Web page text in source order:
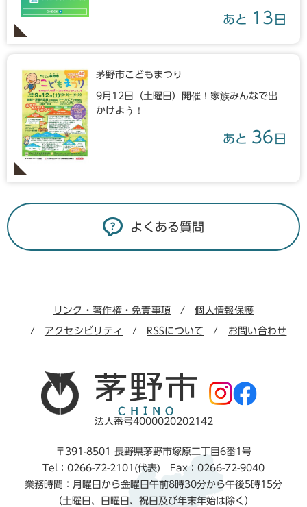
あと 13 日
茅野市こどもまつり
9月12日（土曜日）開催！家族みんなで出
かけよう！
あと 36 日
よくある質問
リンク・著作権・免責事項 個人情報保護
アクセシビリティ RSSについて お問い合わせ
法人番号4000020202142
〒391-8501 長野県茅野市塚原二丁目6番1号
Tel：0266-72-2101(代表) Fax：0266-72-9040
業務時間：月曜日から金曜日午前8時30分から午後5時15分
（土曜日、日曜日、祝日及び年末年始は除く）